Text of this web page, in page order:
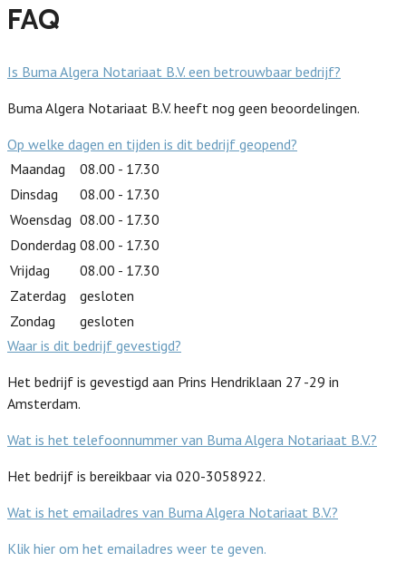
FAQ
Is Buma Algera Notariaat B.V. een betrouwbaar bedrijf?
Buma Algera Notariaat B.V. heeft nog geen beoordelingen.
Op welke dagen en tijden is dit bedrijf geopend?
Maandag
08.00 - 17.30
Dinsdag
08.00 - 17.30
Woensdag 08.00 - 17.30
Donderdag 08.00 - 17.30
Vrijdag
08.00 - 17.30
Zaterdag
gesloten
Zondag
gesloten
Waar is dit bedrijf gevestigd?
Het bedrijf is gevestigd aan Prins Hendriklaan 27 -29 in
Amsterdam.
Wat is het telefoonnummer van Buma Algera Notariaat B.V.?
Het bedrijf is bereikbaar via 020-3058922.
Wat is het emailadres van Buma Algera Notariaat B.V.?
Klik hier om het emailadres weer te geven.